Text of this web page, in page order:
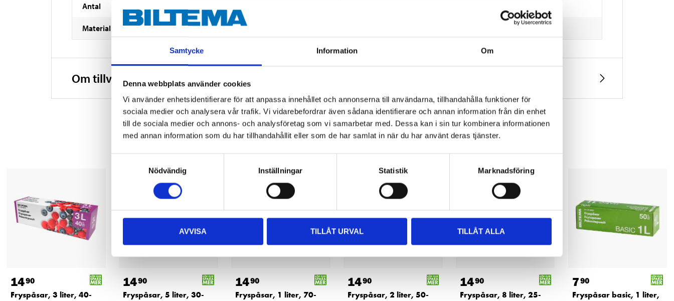
Samtycke Information Om
Denna webbplats använder cookies
Vi använder enhetsidentifierare för att anpassa innehållet och annonserna till användarna, tillhandahålla funktioner för
sociala medier och analysera vår trafik. Vi vidarebefordrar även sådana identifierare och annan information från din enhet
till de sociala medier och annons- och analysföretag som vi samarbetar med. Dessa kan i sin tur kombinera informationen
med annan information som du har tillhandahållit eller som de har samlat in när du har använt deras tjänster.
Nödvändig
Inställningar Statistik Marknadsföring
AVVISA TILLÅT URVAL TILLÅT ALLA
Antal
Material
Om tillverkaren
Andra kunder köpte också
1490
Fryspåsar, 3 liter, 40-
1490
Fryspåsar, 5 liter, 30-
1490
Fryspåsar, 1 liter, 70-
1490
Fryspåsar, 2 liter, 50-
1490
Fryspåsar, 8 liter, 25-
790
Fryspåsar basic, 1 liter,